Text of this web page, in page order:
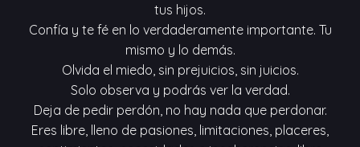
tus hijos.
Confía y te fé en lo verdaderamente importante. Tu
mismo y lo demás.
Olvida el miedo, sin prejuicios, sin juicios.
Solo observa y podrás ver la verdad.
Deja de pedir perdón, no hay nada que perdonar.
Eres libre, lleno de pasiones, limitaciones, placeres,